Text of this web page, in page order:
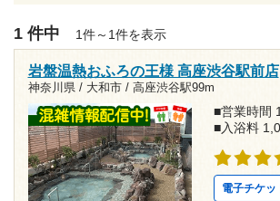
1 件中 1件～1件を表示
岩盤温熱おふろの王様 高座渋谷駅前店
神奈川県 / 大和市 / 高座渋谷駅99m
■営業時間
■入浴料
電子チケッ